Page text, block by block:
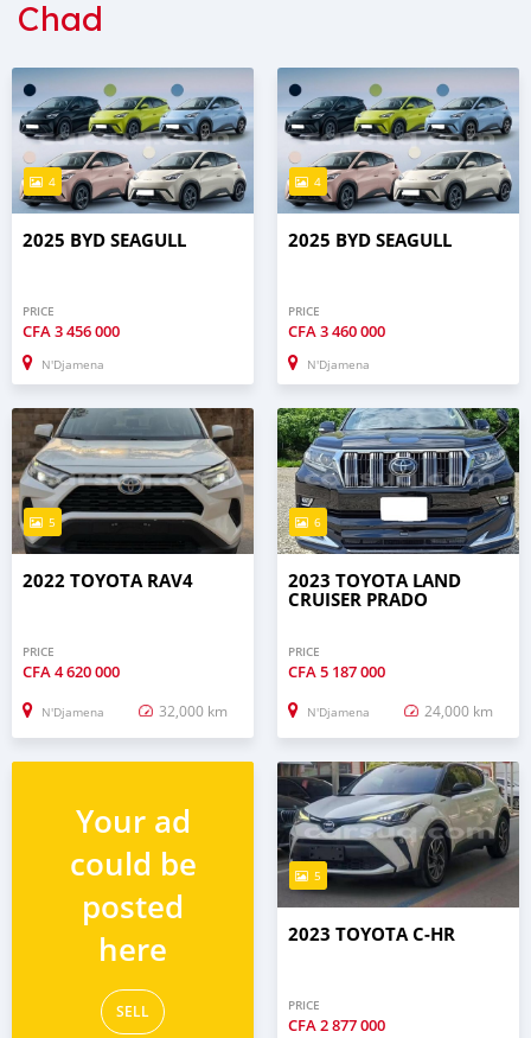
Chad
4
2025 BYD SEAGULL
PRICE
CFA3 456 000
N'Djamena
4
2025 BYD SEAGULL
PRICE
CFA3 460 000
N'Djamena
5
2022 TOYOTA RAV4
PRICE
CFA4 620 000
N'Djamena 32,000 km
6
2023 TOYOTA LAND
CRUISER PRADO
PRICE
CFA5 187 000
N'Djamena 24,000 km
Your ad
could be
posted
here
SELL
5
2023 TOYOTA C-HR
PRICE
CFA2 877 000